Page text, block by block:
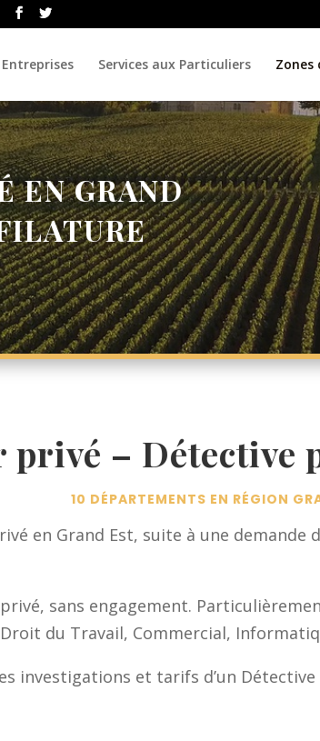
Services aux Particuliers Zones
EN GRAND
privé – Détective
10 DÉPARTEMENTS EN RÉGION
en Grand Est, suite à une
sans engagement.
du Travail, Commercial,
investigations et tarifs d’un